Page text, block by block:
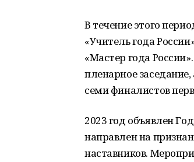
В течение этого
«Учитель года
«Мастер года
пленарное
семи финалистов
2023 год объявлен
направлен на
наставников.